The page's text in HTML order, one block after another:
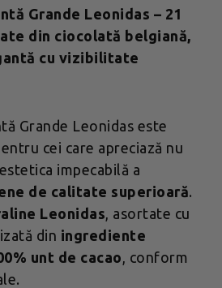
Grande Leonidas – 21
din ciocolată belgiană,
cu vizibilitate
Grande Leonidas este
cei care apreciază nu
impecabilă a
de calitate superioară.
Leonidas , asortate cu
din ingrediente
unt de cacao , conform